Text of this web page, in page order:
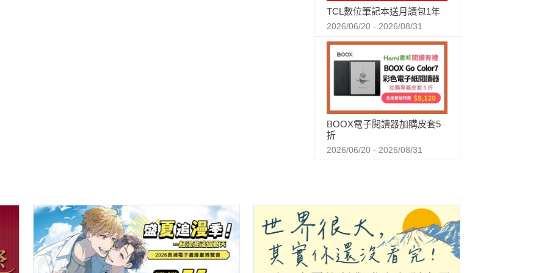
TCL數位筆記本送月讀包1年
2026/06/20 - 2026/08/31
BOOX電子閱讀器加購皮套5
折
2026/06/20 - 2026/08/31